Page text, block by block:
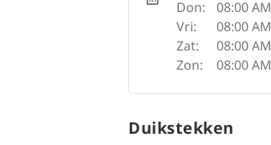
Don:
08:00 AM
Vri:
08:00 AM
Zat:
08:00 AM
Zon:
08:00 AM
Duikstekken